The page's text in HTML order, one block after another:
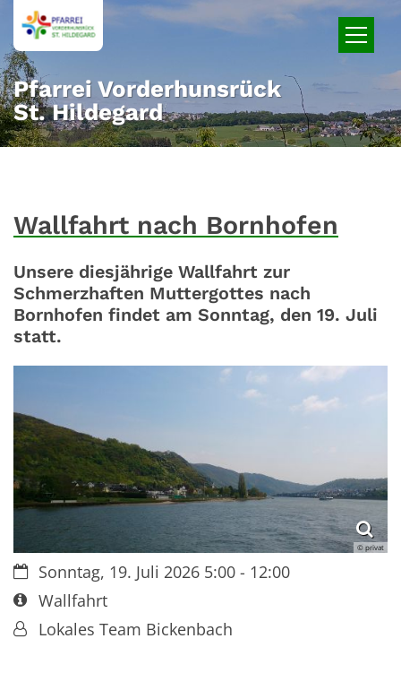
Zum Inhalt springen
Pfarrei Vorderhunsrück
St. Hildegard
Wallfahrt nach Bornhofen
Unsere diesjährige Wallfahrt zur
Schmerzhaften Muttergottes nach
Bornhofen findet am Sonntag, den 19. Juli
statt.
© privat
Datum:Sonntag, 19. Juli 2026 5:00 - 12:00
Art bzw. Nummer:
Wallfahrt
Von:Lokales Team Bickenbach